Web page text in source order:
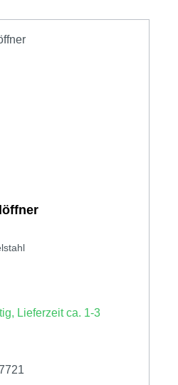
von 5 von 5 Sternen
Lieferzeit ca. 1-3